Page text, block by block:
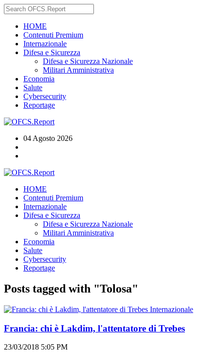
HOME
Contenuti Premium
Internazionale
Difesa e Sicurezza
Difesa e Sicurezza Nazionale
Militari Amministrativa
Economia
Salute
Cybersecurity
Reportage
04 Agosto 2026
HOME
Contenuti Premium
Internazionale
Difesa e Sicurezza
Difesa e Sicurezza Nazionale
Militari Amministrativa
Economia
Salute
Cybersecurity
Reportage
Posts tagged with "Tolosa"
Internazionale
Francia: chi è Lakdim, l'attentatore di Trebes
23/03/2018 5:05 PM